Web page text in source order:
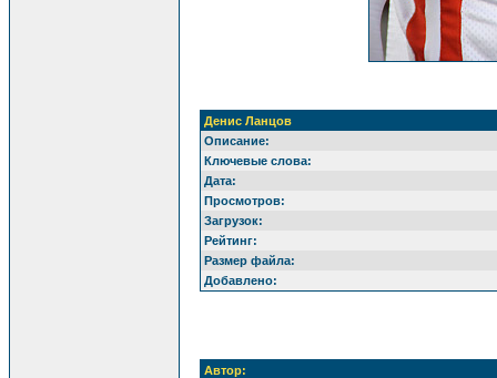
Денис Ланцов
Описание:
Ключевые слова:
Дата:
Просмотров:
Загрузок:
Рейтинг:
Размер файла:
Добавлено:
Автор: